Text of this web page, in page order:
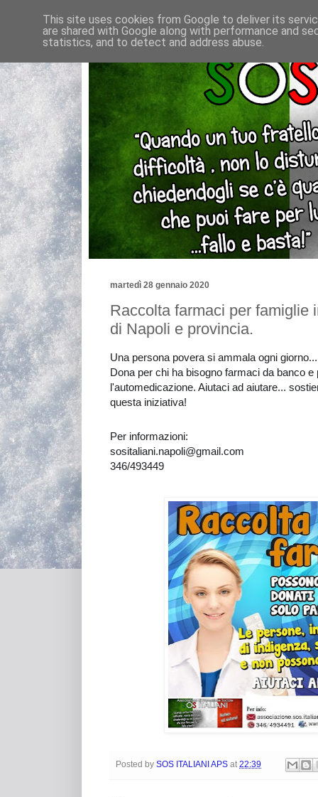
martedì 28 gennaio 2020
Raccolta farmaci per famiglie
di Napoli e provincia.
Una persona povera si ammala ogni
Dona per chi ha bisogno farmaci da banco e
l'automedicazione. Aiutaci ad aiutare...
questa iniziativa!
Per informazioni:
sositaliani.napoli@gmail.com
346/493449
Posted by SOS ITALIANI APS at 22:39
This site uses cookies from Google to deliver its
are shared with Google along with performance and
statistics, and to detect and address abuse.